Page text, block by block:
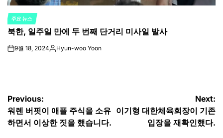
POSTED
IN
주요 뉴스
북한, 일주일 만에 두 번째 단거리 미사일 발사
on9월 18, 2024Posted
Hyun-woo Yoon
글
탐
Previous:
워렌 버핏이 애플 주식을 소유
하면서 이상한 짓을 했습니다.
Next:
이기형 대한체육회장이 기존
입장을 재확인했다.